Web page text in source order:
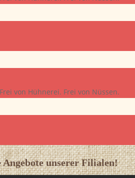
von Hühnerei. Frei von Nüssen.
Angebote unserer Filialen!